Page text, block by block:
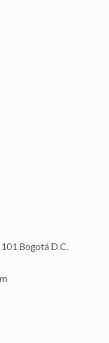
Bogotá D.C.